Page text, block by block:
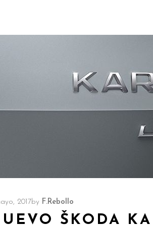
2017by F.Rebollo
ŠKODA